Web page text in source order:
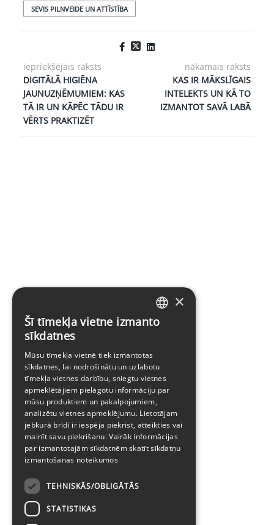
SEVIS PILNVEIDE UN ATTĪSTĪBA
iepriekšējais raksts
DIGITĀLĀ HIGIĒNA
JAUNUZŅĒMUMIEM: KAS
TĀ IR UN KĀPĒC TĀDU IR
VĒRTS PRAKTIZĒT
nākamais raksts
KAS IR MĀKSLĪGAIS
INTELEKTS UN KĀ TO
IZMANTOT SAVĀ LABĀ
LATVIAN
×
Šī tīmekļa vietne izmanto
sīkdatnes
Mūsu tīmekļa vietnē tiek izmantotas
sīkdatnes, lai nodrošinātu un uzlabotu
tīmekļa vietnes darbību, sniegtu vietnes
apmeklētājiem pielāgotu informāciju par
mūsu produktiem un pakalpojumiem,
analizētu vietnes apmeklējumu. Lietotājam
jebkurā brīdī ir iespēja piekrist, atteikties vai
mainīt savu piekrišanu. Vairāk informācijas
par izmantotajām sīkdatnēm skatītsīkdatņu
izmantošanas noteikumos
TEHNISKĀS/OBLIGĀTĀS
STATISTIKAS